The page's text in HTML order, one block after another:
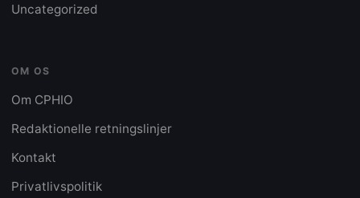
Uncategorized
OM OS
Om CPHIO
Redaktionelle retningslinjer
Kontakt
Privatlivspolitik